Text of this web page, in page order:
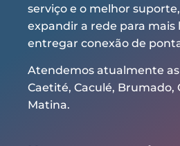
serviço e o melhor
expandir a rede para mais
entregar conexão de
Atendemos atualmente
Caetité, Caculé, Brumado,
Matina.